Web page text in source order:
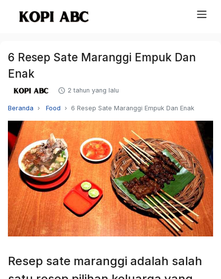
6 Resep Sate Maranggi Empuk Dan
Enak
2 tahun yang lalu
Beranda Food 6 Resep Sate Maranggi Empuk Dan Enak
Resep sate maranggi adalah salah